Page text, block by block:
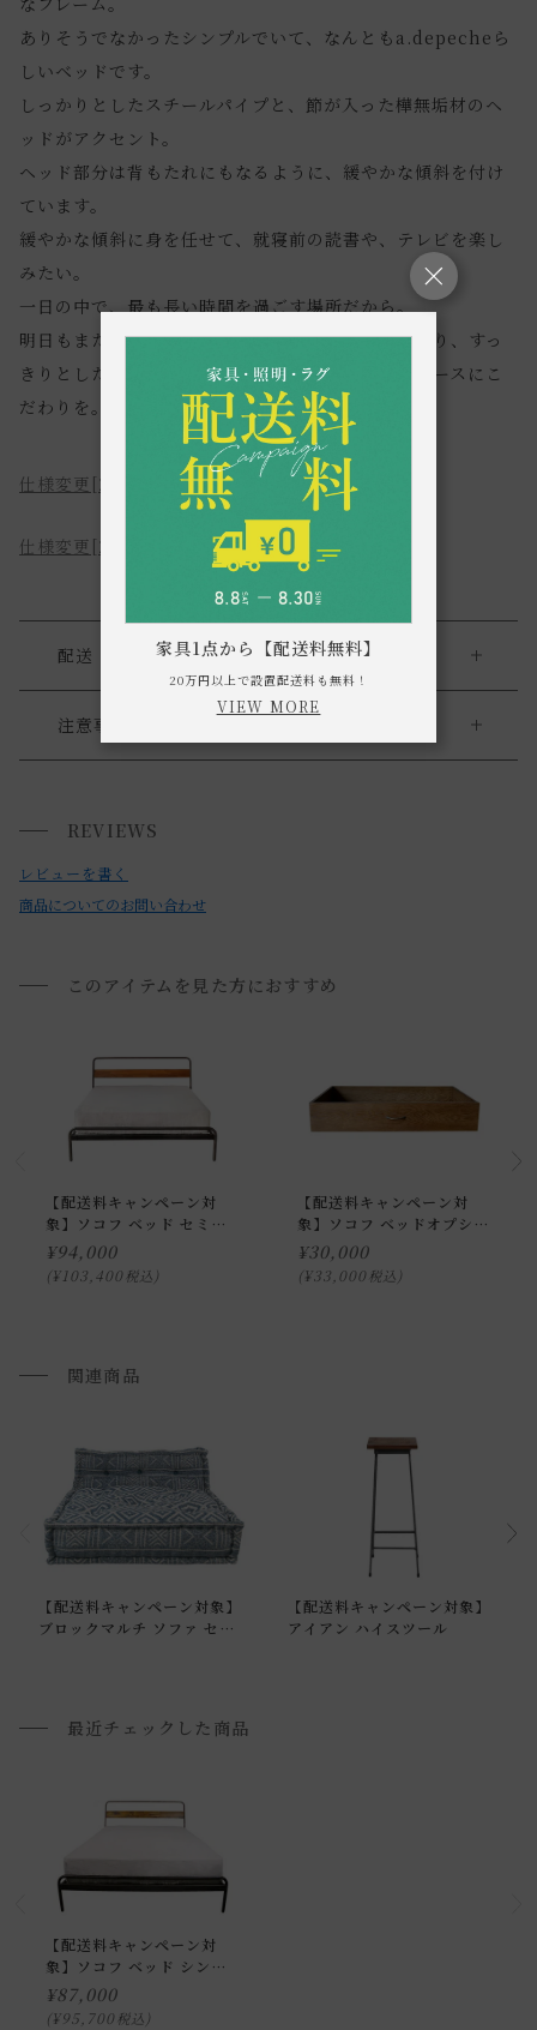
ありそうでなかったシンプルでいて、なんともa.depecheら
しいベッドです。
しっかりとしたスチールパイプと、節が入った樺無垢材のヘ
ッドがアクセント。
ヘッド部分は背もたれにもなるように、緩やかな傾斜を付け
ています。
緩やかな傾斜に身を任せて、就寝前の読書や、テレビを楽し
みたい。
一日の中で、最も長い時間を過ごす場所だから。
明日もまた楽しい一日が始まるように、心地良い眠り、すっ
きりとした目覚めを追求して、、、自分だけのスペースにこ
だわりを。
仕様変更[2026.08]
仕様変更[2024.04]
配送・返品
大型商品をご購入の際の注意点
搬入経路によっては、建物入り口や通路のサイズにより、 商
品を設置場所に搬入ができない場合がございます。
必ず商品サイズ、搬入経路をご確認下さい。
家具の場合、送料は1台ごとにかかります。
北海道・沖縄・離島への配送は別途お見積もりさせていただ
きます。
ご注文内容確認後、送料を追加し、ご注文確認メールをお送
開梱設置配送について
開梱設置配送の場合、お品物をお客様のお部屋までお届け
し、専用スタッフが商品の組み立てを行います。
開梱設置を選択された場合は代金引換はご利用頂けません。
プルダウンからお住まいの地域の「開梱設置送料」をお選び
■ご不明な点やご希望がございましたら、お気軽にお問い合
開梱設置配送の日時・時間指定について
ご希望のお届け日を備考欄にご記入下さいませ。
配送業者の状況により、お届け日のご希望に添えない場合も
ございますのでご了承くださいませ。
その場合は当店から出荷前にご連絡致します。
時間帯指定は送付先地域によってできる場合とできない場合
注意事項
・お客様ご自身で組立の必要な商品です。
・木目や色味には個体差がございます。
際の商品とで色の見え方が異なることもございます。ご了承
REVIEWS
レビューを書く
商品についてのお問い合わせ
このアイテムを見た方におすすめ
【配送料キャンペーン対
象】ソコフ ベッド セミダ
ブル
¥94,000
¥103,400 税込
【配送料キャンペーン対
象】ソコフ ベッドオプショ
ンドロワー
¥30,000
¥33,000 税込
関連商品
【配送料キャンペーン対象】
ブロックマルチ ソファ セン
【配送料キャンペーン対象】
アイアン ハイスツール
最近チェックした商品
【配送料キャンペーン対
象】ソコフ ベッド シング
ル
¥87,000
¥95,700 税込
家具1点から【配送料無料】
20万円以上で設置配送料も無料！
VIEW MORE